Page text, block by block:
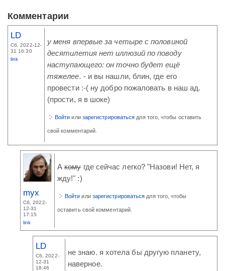
Комментарии
LD
Сб, 2022-12-
31 16:30
link
у меня впервые за четыре с половиной
десятилетия нет иллюзий по поводу
наступающего: он точно будет ещё
тяжелее. - и вы нашли, блин, где его
провести :-( ну добро пожаловать в наш ад.
(прости, я в шоке)
Войти или зарегистрироваться для того, чтобы оставить
свой комментарий.
myx
Сб, 2022-
12-31
17:15
link
Акомугде сейчас легко? "Назови! Нет, я
жду!" :)
Войти или зарегистрироваться для того, чтобы
оставить свой комментарий.
LD
Сб, 2022-
12-31
18:46
не знаю. я хотела бы другую планету,
наверное.